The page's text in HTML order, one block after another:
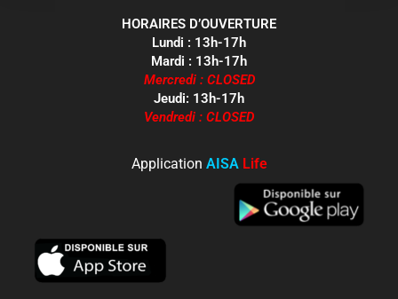
HORAIRES D’OUVERTURE
Lundi : 13h-17h
Mardi : 13h-17h
Mercredi : CLOSED
Jeudi: 13h-17h
Vendredi : CLOSED
Application AISA Life